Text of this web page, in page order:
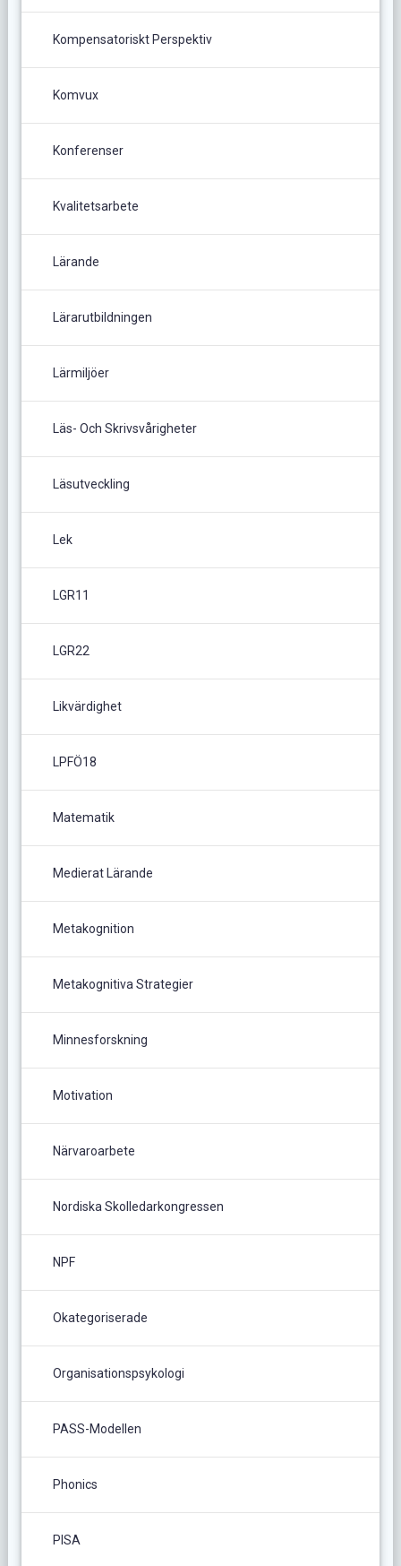
Kompensatoriskt Perspektiv
Komvux
Konferenser
Kvalitetsarbete
Lärande
Lärarutbildningen
Lärmiljöer
Läs- Och Skrivsvårigheter
Läsutveckling
Lek
LGR11
LGR22
Likvärdighet
LPFÖ18
Matematik
Medierat Lärande
Metakognition
Metakognitiva Strategier
Minnesforskning
Motivation
Närvaroarbete
Nordiska Skolledarkongressen
NPF
Okategoriserade
Organisationspsykologi
PASS-Modellen
Phonics
PISA